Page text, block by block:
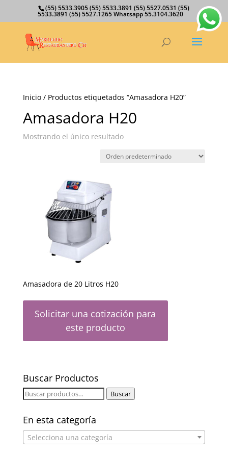
(55) 5533.3905 (55) 5533.3891 (55) 5527.0531 (55)
5533.3891 (55) 5527.1265 Whatsapp 55.3104.3620
Inicio/ Productos etiquetados “Amasadora H20”
Amasadora H20
Mostrando el único resultado
Amasadora de 20 Litros H20
Solicitar una cotización para
este producto
Buscar Productos
Buscar
Buscar
En esta categoría
Selecciona una categoría